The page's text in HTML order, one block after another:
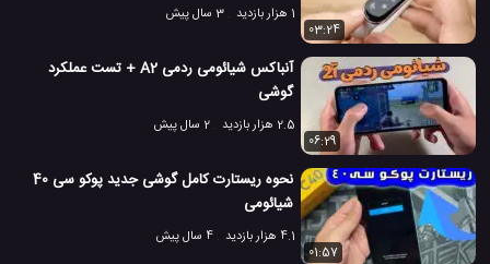
1 هزار بازدید
3 سال پیش
03:24
آنباکس شیائومی ردمی A2 + تست عملکرد
گوشی
2.5 هزار بازدید
2 سال پیش
06:29
نحوه ریستارت کامل گوشی جدید پوکو سی 40
شیائومی
4.1 هزار بازدید
4 سال پیش
01:57